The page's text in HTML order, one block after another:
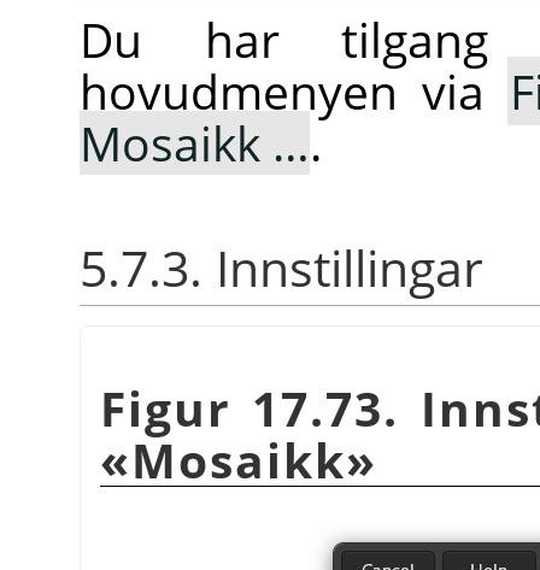
Du har
hovudmenyen via
Mosaikk ….
5.7.3. Innstillingar
Figur 17.73.
«Mosaikk»